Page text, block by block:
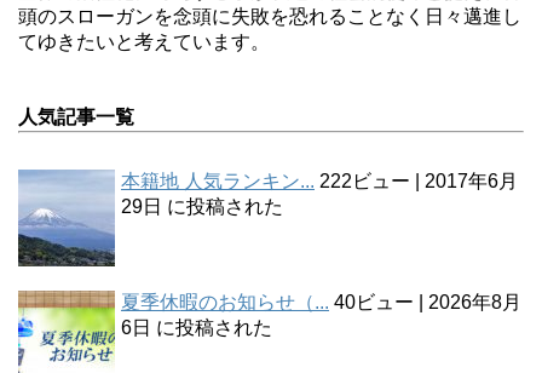
頭のスローガンを念頭に失敗を恐れることなく日々邁進し
てゆきたいと考えています。
人気記事一覧
本籍地 人気ランキン... 222ビュー
2017年6月
29日 に投稿された
夏季休暇のお知らせ（... 40ビュー
2026年8月
6日 に投稿された